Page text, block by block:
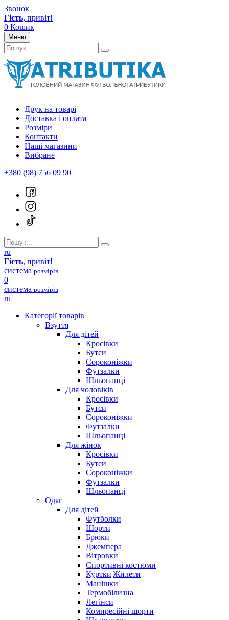
Звонок
Гість, привіт!
0 Кошик
Меню
Друк на товарі
Доставка і оплата
Розміри
Контакти
Наші магазини
Вибране
+380 (98) 756 09 90
ru
Гість, привіт!
система розмірів
0
система розмірів
ru
Категорії товарів
Взуття
Для дітей
Кросівки
Бутси
Сороконіжки
Футзалки
Шльопанці
Для чоловіків
Кросівки
Бутси
Сороконіжки
Футзалки
Шльопанці
Для жінок
Кросівки
Бутси
Сороконіжки
Футзалки
Шльопанці
Одяг
Для дітей
Футболки
Шорти
Брюки
Джемпера
Вітровки
Спортивні костюми
Куртки|Жилети
Манішки
Термобілизна
Легінси
Компресійні шорти